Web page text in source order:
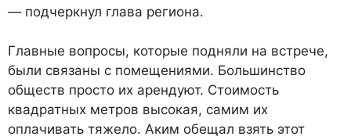
— подчеркнул глава региона.
Главные вопросы, которые подняли на встрече,
были связаны с помещениями. Большинство
обществ просто их арендуют. Стоимость
квадратных метров высокая, самим их
оплачивать тяжело. Аким обещал взять этот